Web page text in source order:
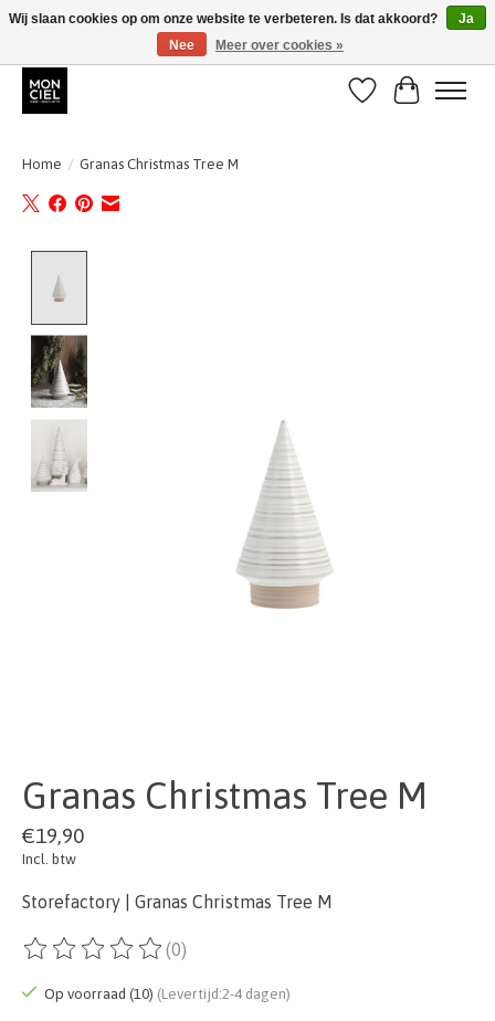
BE + NL : GRATIS VERZENDING van 31/07 t;e.m. 17/8
Verlanglijst
Home / Granas Christmas Tree M
Granas Christmas Tree M
€19,90
Incl. btw
Storefactory | Granas Christmas Tree M
De beoordeling van dit product is
(0)
Op voorraad (10) (Levertijd:2-4 dagen)
Wij slaan cookies op om onze website te verbeteren. Is dat akkoord?
Ja
Nee
Meer over cookies »